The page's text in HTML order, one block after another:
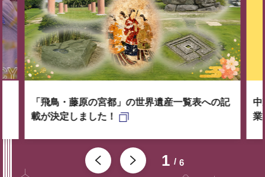
1 6
「飛鳥・藤原の宮都」の世界遺産一覧表への記
載が決定しました！
中
業